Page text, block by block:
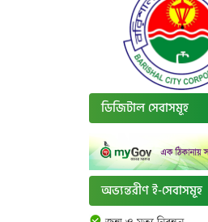
ডিজিটাল সেবাসমূহ
অভ্যন্তরীণ ই-সেবাসমূহ